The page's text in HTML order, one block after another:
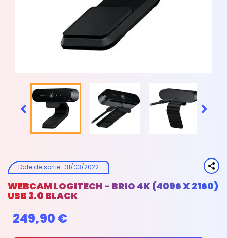
 
Date de sortie: 31/03/2022
WEBCAM LOGITECH - BRIO 4K (4096 X 2160)
USB 3.0 BLACK
249,90 €